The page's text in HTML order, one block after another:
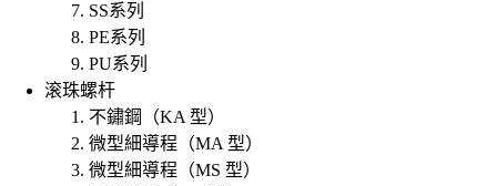
SS系列
PE系列
PU系列
滚珠螺杆
不鏽鋼（KA 型）
微型細導程（MA 型）
微型細導程（MS 型）